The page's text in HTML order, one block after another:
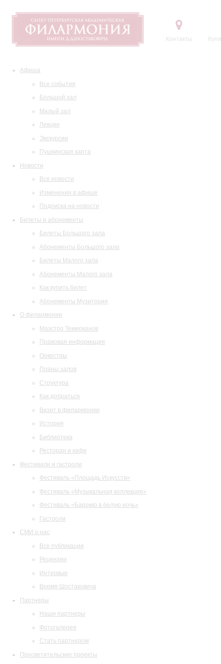
Контакты
Афиша
Все события
Большой зал
Малый зал
Лекции
Экскурсии
Пушкинская карта
Новости
Все новости
Изменения в афише
Подписка на новости
Билеты и абонементы
Билеты Большого зала
Абонементы Большого зала
Билеты Малого зала
Абонементы Малого зала
Как купить билет
Абонементы Музитория
О филармонии
Маэстро Темирканов
Правовая информация
Оркестры
Планы залов
Структура
Как добраться
Визит в филармонию
История
Библиотека
Ресторан и кафе
Фестивали и гастроли
Фестиваль «Площадь Искусств»
Фестиваль «Музыкальная коллекция»
Фестиваль «Барокко в белую ночь»
Гастроли
СМИ о нас
Все публикации
Рецензии
Интервью
Время Шостаковича
Партнеры
Наши партнеры
Фотогалерея
Стать партнером
Просветительские проекты